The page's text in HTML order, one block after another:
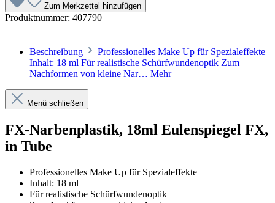
Zum Merkzettel hinzufügen
Produktnummer: 407790
Beschreibung
Professionelles Make Up für Spezialeffekte
Inhalt: 18 ml Für realistische Schürfwundenoptik Zum
Nachformen von kleine Nar… Mehr
Menü schließen
FX-Narbenplastik, 18ml Eulenspiegel FX,
in Tube
Professionelles Make Up für Spezialeffekte
Inhalt: 18 ml
Für realistische Schürfwundenoptik